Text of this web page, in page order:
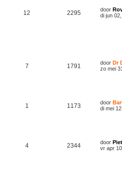
12 2295 door
di jun
7 1791 door Dr
zo mei
1 1173 door
di mei
4 2344 door
vr apr